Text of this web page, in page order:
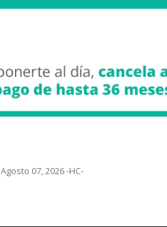
Agosto 07, 2026 -HC-